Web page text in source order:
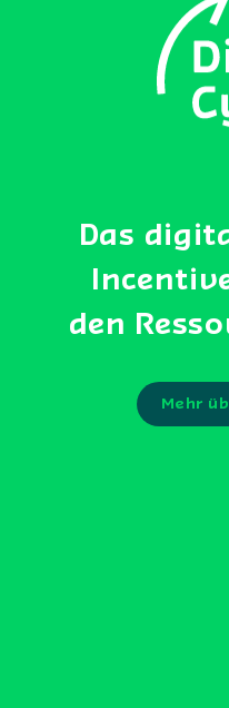
Das
den
Mehr